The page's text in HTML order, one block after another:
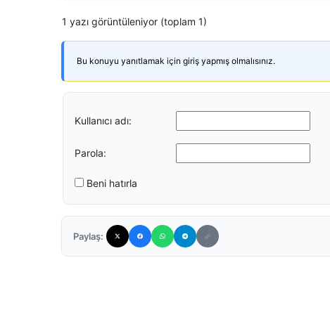
1 yazı görüntüleniyor (toplam 1)
Bu konuyu yanıtlamak için giriş yapmış olmalısınız.
Kullanıcı adı:
Parola:
Beni hatırla
Paylaş: